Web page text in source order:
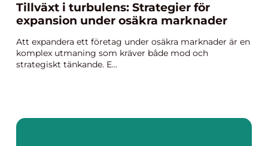
Tillväxt i turbulens: Strategier för
expansion under osäkra marknader
Att expandera ett företag under osäkra marknader är en
komplex utmaning som kräver både mod och
strategiskt tänkande. E...